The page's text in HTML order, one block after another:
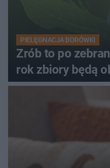
PIELĘGNACJA BORÓWKI
Zrób to po
rok zbiory będą